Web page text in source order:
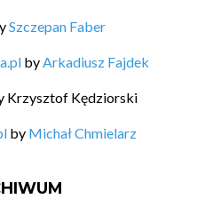
Szczepan Faber
by Arkadiusz Fajdek
Krzysztof Kędziorski
by Michał Chmielarz